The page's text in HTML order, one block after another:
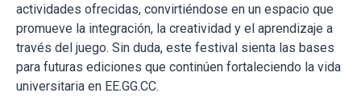
actividades ofrecidas, convirtiéndose en un espacio que
promueve la integración, la creatividad y el aprendizaje a
través del juego. Sin duda, este festival sienta las bases
para futuras ediciones que continúen fortaleciendo la vida
universitaria en EE.GG.CC.